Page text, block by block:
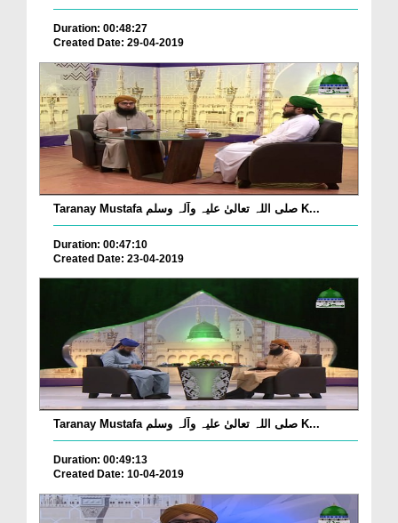
Duration: 00:48:27
Created Date: 29-04-2019
Taranay Mustafa صلی اللہ تعالیٰ علیہ وآلہ وسلم K...
Duration: 00:47:10
Created Date: 23-04-2019
Taranay Mustafa صلی اللہ تعالیٰ علیہ وآلہ وسلم K...
Duration: 00:49:13
Created Date: 10-04-2019